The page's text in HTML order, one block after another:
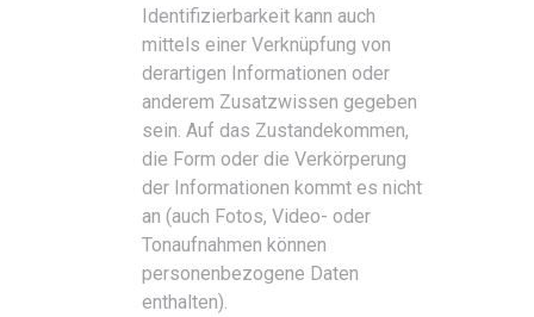
Identifizierbarkeit kann auch
mittels einer Verknüpfung von
derartigen Informationen oder
anderem Zusatzwissen gegeben
sein. Auf das Zustandekommen,
die Form oder die Verkörperung
der Informationen kommt es nicht
an (auch Fotos, Video- oder
Tonaufnahmen können
personenbezogene Daten
enthalten).